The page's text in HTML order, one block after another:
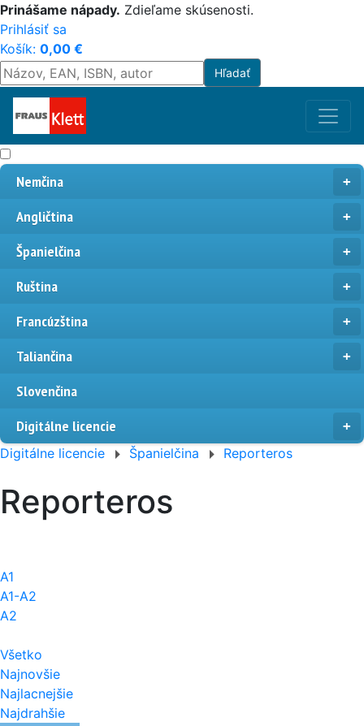
Prinášame nápady. Zdieľame skúsenosti.
Prihlásiť sa
Košík: 0,00 €
Nemčina
Angličtina
Španielčina
Ruština
Francúzština
Taliančina
Slovenčina
Digitálne licencie
Digitálne licencie Španielčina Reporteros
Reporteros
A1
A1-A2
A2
Všetko
Najnovšie
Najlacnejšie
Najdrahšie